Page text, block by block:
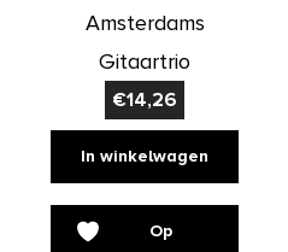
Amsterdams
Gitaartrio
€14,26
In winkelwagen
Op